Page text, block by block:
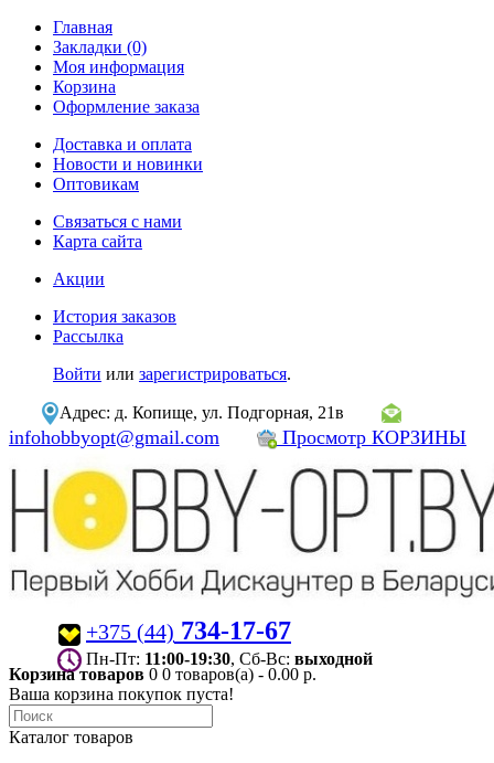
Главная
Закладки (0)
Моя информация
Корзина
Оформление заказа
Доставка и оплата
Новости и новинки
Оптовикам
Связаться с нами
Карта сайта
Акции
История заказов
Рассылка
Войти или зарегистрироваться.
Адрес: д. Копище, ул. Подгорная, 21в
infohobbyopt@gmail.com Просмотр КОРЗИНЫ
+375 (44) 734-17-67
Пн-Пт: 11:00-19:30 , Сб-Вс: выходной
Корзина товаров 0 0 товаров(а) - 0.00 р.
Ваша корзина покупок пуста!
Каталог товаров